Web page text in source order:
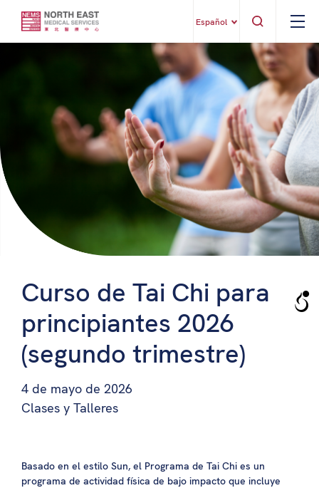
Español
Curso de Tai Chi para
principiantes 2026
(segundo trimestre)
4 de mayo de 2026
Clases y Talleres
Basado en el estilo Sun, el Programa de Tai Chi es un
programa de actividad física de bajo impacto que incluye